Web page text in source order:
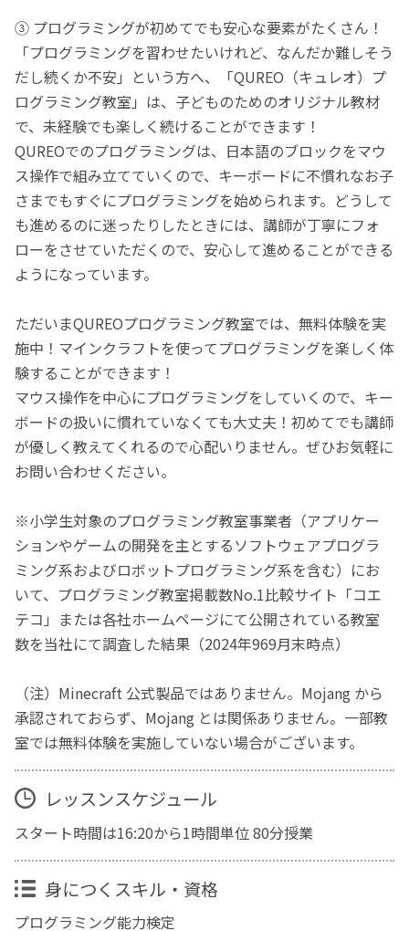
③ プログラミングが初めてでも安心な要素がたくさん！
「プログラミングを習わせたいけれど、なんだか難しそう
だし続くか不安」という方へ、「QUREO（キュレオ）プ
ログラミング教室」は、子どものためのオリジナル教材
で、未経験でも楽しく続けることができます！
QUREOでのプログラミングは、日本語のブロックをマウ
ス操作で組み立てていくので、キーボードに不慣れなお子
さまでもすぐにプログラミングを始められます。どうして
も進めるのに迷ったりしたときには、講師が丁寧にフォ
ローをさせていただくので、安心して進めることができる
ようになっています。
ただいまQUREOプログラミング教室では、無料体験を実
施中！マインクラフトを使ってプログラミングを楽しく体
験することができます！
マウス操作を中心にプログラミングをしていくので、キー
ボードの扱いに慣れていなくても大丈夫！初めてでも講師
が優しく教えてくれるので心配いりません。ぜひお気軽に
お問い合わせください。
※小学生対象のプログラミング教室事業者（アプリケー
ションやゲームの開発を主とするソフトウェアプログラ
ミング系およびロボットプログラミング系を含む）にお
いて、プログラミング教室掲載数No.1比較サイト「コエ
テコ」または各社ホームページにて公開されている教室
数を当社にて調査した結果（2024年969月末時点）
（注）Minecraft 公式製品ではありません。Mojang から
承認されておらず、Mojang とは関係ありません。一部教
室では無料体験を実施していない場合がございます。
レッスンスケジュール
スタート時間は16:20から1時間単位 80分授業
身につくスキル・資格
プログラミング能力検定